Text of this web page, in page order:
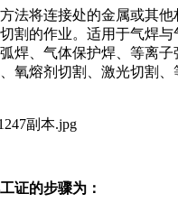
法将连接处的金属或其
割的作业。适用于气焊与
焊、气体保护焊、等离子
氧熔剂切割、激光切割
证的步骤为：